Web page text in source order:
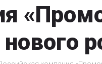
нового